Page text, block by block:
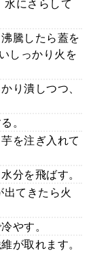
水にさらして
騰したら蓋を
しっかり火を
り潰しつつ、
。
を注ぎ入れて
分を飛ばす。
てきたら火
やす。
が取れます。